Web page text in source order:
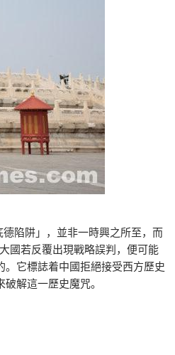
陷阱」，並非一時興之所至，而
國若反覆出現戰略誤判，便可能
它標誌着中國拒絕接受西方歷史
解這一歷史魔咒。